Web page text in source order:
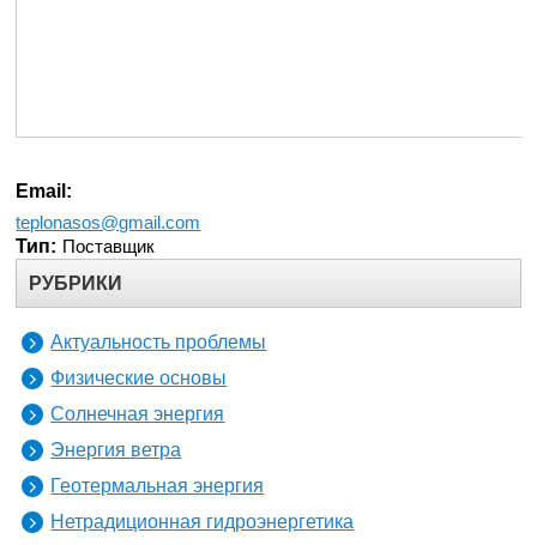
Email:
teplonasos@gmail.com
Тип: Поставщик
РУБРИКИ
Актуальность проблемы
Физические основы
Солнечная энергия
Энергия ветра
Геотермальная энергия
Нетрадиционная гидроэнергетика